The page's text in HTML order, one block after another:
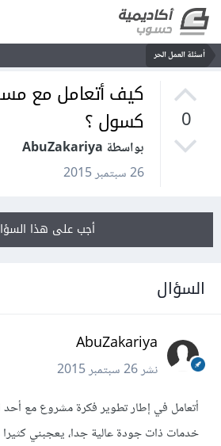
أسئلة العمل الحر
0
كيف أتعامل مع
كسول ؟
بواسطة AbuZakariya
26 سبتمبر 2015
أجب على هذا
السؤال
AbuZakariya
نشر26 سبتمبر 2015
أتعامل في إطار تطوير فكرة مشروع مع أحد
خدمات ذات جودة عالية جدا، يعجبني كثيرا